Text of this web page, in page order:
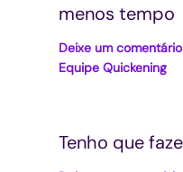
menos tempo
Deixe um comentário
Equipe Quickening
Tenho que